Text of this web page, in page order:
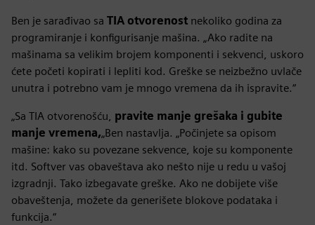
Ben je sarađivao sa TIA otvorenost nekoliko godina za
programiranje i konfigurisanje mašina. „Ako radite na
mašinama sa velikim brojem komponenti i sekvenci, uskoro
ćete početi kopirati i lepliti kod. Greške se neizbežno uvlače
unutra i potrebno vam je mnogo vremena da ih ispravite.“
„Sa TIA otvorenošću, pravite manje grešaka i gubite
manje vremena,„Ben nastavlja. „Počinjete sa opisom
mašine: kako su povezane sekvence, koje su komponente
itd. Softver vas obaveštava ako nešto nije u redu u vašoj
izgradnji. Tako izbegavate greške. Ako ne dobijete više
obaveštenja, možete da generišete blokove podataka i
funkcija.“